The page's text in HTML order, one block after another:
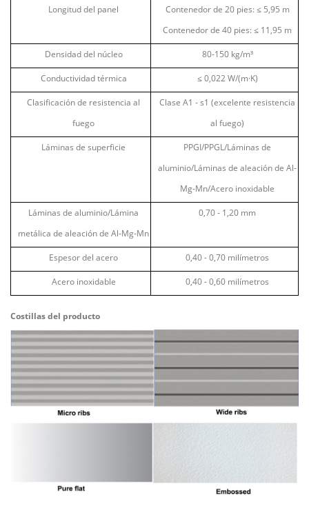
Longitud del panel Contenedor de 20 pies:≤ 5,95 m
Contenedor de 40 pies:≤ 11,95 m
Densidad del núcleo 80-150 kg/m³
Conductividad térmica ≤ 0,022 W/(m·K)
Clasificación de resistencia al
fuego
Clase A1 - s1 (excelente resistencia
al fuego)
Láminas de superficie
PPGI/PPGL/Láminas de
aluminio/Láminas de aleación de Al-
Mg-Mn/Acero inoxidable
Láminas de aluminio/Lámina
metálica de aleación de Al-Mg-Mn
0,70 - 1,20 mm
Espesor del acero 0,40 - 0,70 milímetros
Acero inoxidable 0,40 - 0,60 milímetros
Costillas del producto